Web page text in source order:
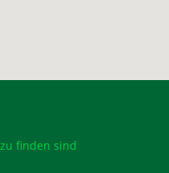
finden sind